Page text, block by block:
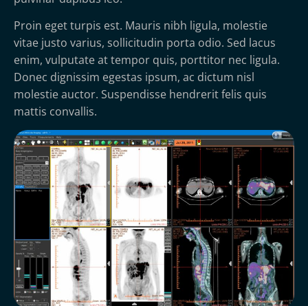
Proin eget turpis est. Mauris nibh ligula, molestie
vitae justo varius, sollicitudin porta odio. Sed lacus
enim, vulputate at tempor quis, porttitor nec ligula.
Donec dignissim egestas ipsum, ac dictum nisl
molestie auctor. Suspendisse hendrerit felis quis
mattis convallis.